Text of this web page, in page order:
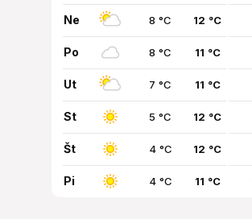
Ne 8 °C 12 °C
Po 8 °C 11 °C
Ut 7 °C 11 °C
St 5 °C 12 °C
Št 4 °C 12 °C
Pi 4 °C 11 °C